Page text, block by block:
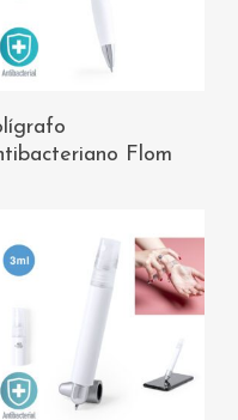
AÑADIR AL
CARRITOFlom